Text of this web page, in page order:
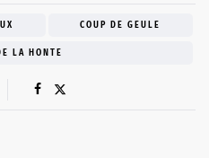
COUP DE GEULE
LA HONTE